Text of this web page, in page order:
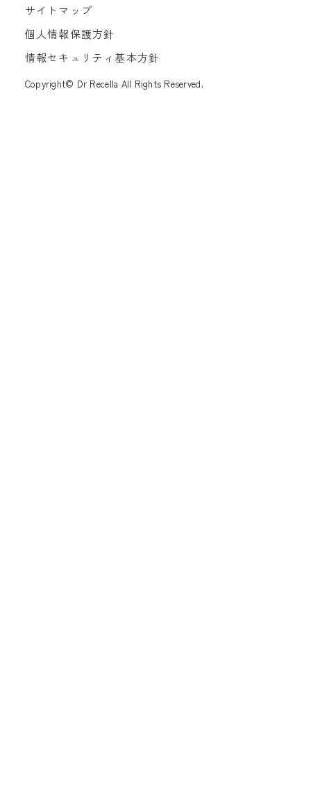
サイトマップ
個人情報保護方針
情報セキュリティ基本方針
Copyright© Dr Recella All Rights Reserved.